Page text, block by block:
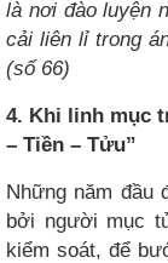
là nơi đào luyện
cải liên lỉ trong
(số 66)
4. Khi linh mục
– Tiền – Tửu”
Những năm đầu
bởi người mục
kiểm soát, để